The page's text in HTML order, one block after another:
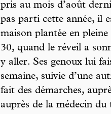
pris au mois d’août
pas parti cette année, il
maison plantée en
30, quand le réveil a
y aller. Ses genoux lui
semaine, suivie d’une
fait des démarches,
auprès de la médecin du